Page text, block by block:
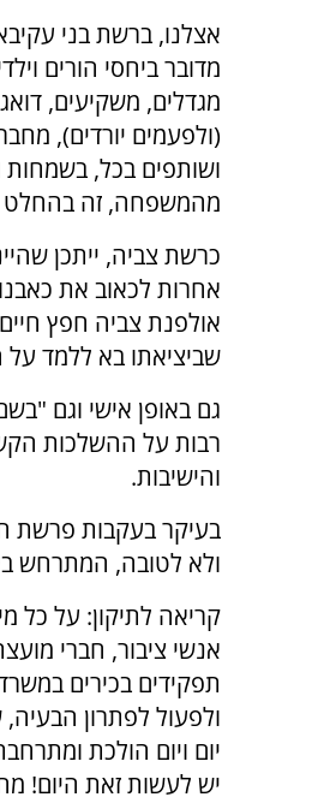
אצלנו, ברשת בני
מדובר ביחסי הורים
מגדלים, משקיעים,
(ולפעמים יורדים),
ושותפים בכל,
מהמשפחה, זה בהחלט
כרשת צביה, ייתכן
אחרות לכאוב את
אולפנת צביה חפץ
שביציאתו בא ללמד על
גם באופן אישי וגם
רבות על ההשלכות
והישיבות.
בעיקר בעקבות פרשת
ולא לטובה, המתרחש
קריאה לתיקון: על כל
אנשי ציבור, חברי
תפקידים בכירים
ולפעול לפתרון
יום ויום הולכת
יש לעשות זאת היום!